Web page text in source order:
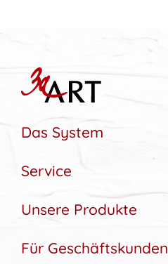
Das System
Das Wechselbildsystem
Nachhaltigkeit
Bildergalerie
Service
Hilfe & Kontakt
Unsere Produkte
Akustikbilder
Für Geschäftskunden